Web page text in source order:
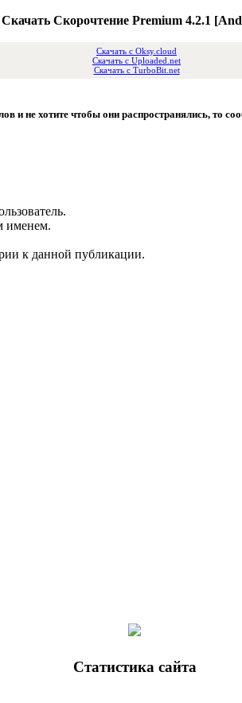
Скачать Скорочтение Premium 4.2.1
Скачать с Oksy.cloud
Скачать с Uploaded.net
Скачать с TurboBit.net
и не хотите чтобы они распространялись, то
именем.
к данной публикации.
Статистикасайта